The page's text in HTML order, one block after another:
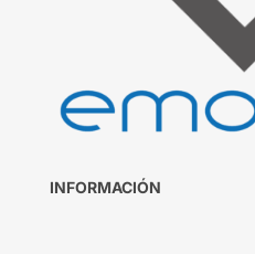
INFORMACIÓN